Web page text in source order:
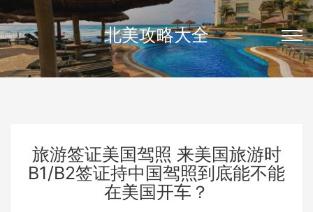
北美攻略大全
旅游签证美国驾照 来美国旅游时
B1/B2签证持中国驾照到底能不能
在美国开车？